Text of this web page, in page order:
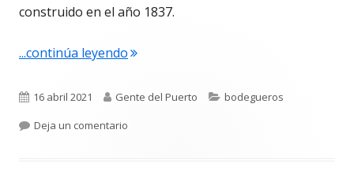
construido en el año 1837.
...continúa leyendo"4.686. Salón de Eventos Terry. Un
Publicado
el
16 abril 2021 Autor
Gente del Puerto Categorías
bodegueros
Deja un comentario